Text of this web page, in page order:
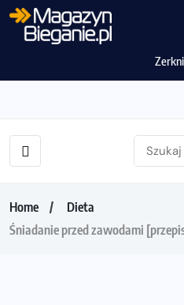
Home
Dieta
Śniadanie przed zawodami